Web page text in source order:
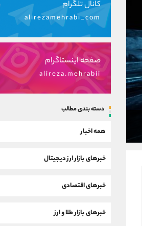
کانال تلگرام
alirezamehrabi_com
صفحه اینستاگرام
alireza.mehrabii
دسته بندی مطالب
همه اخبار
خبرهای بازار ارز دیجیتال
خبرهای اقتصادی
خبرهای بازار طلا و ارز